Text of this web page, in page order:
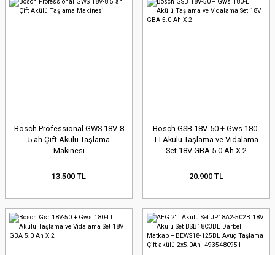
Bosch Professional GWS 18V-8
5 ah Çift Akülü Taşlama
Makinesi
13.500 TL
Bosch GSB 18V-50 + Gws 180-
LI Akülü Taşlama ve Vidalama
Set 18V GBA 5.0 Ah X 2
20.900 TL